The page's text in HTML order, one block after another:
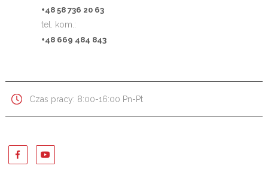
+48 58 736 20 63
tel. kom.:
+48 669 484 843
Czas pracy: 8:00-16:00 Pn-Pt